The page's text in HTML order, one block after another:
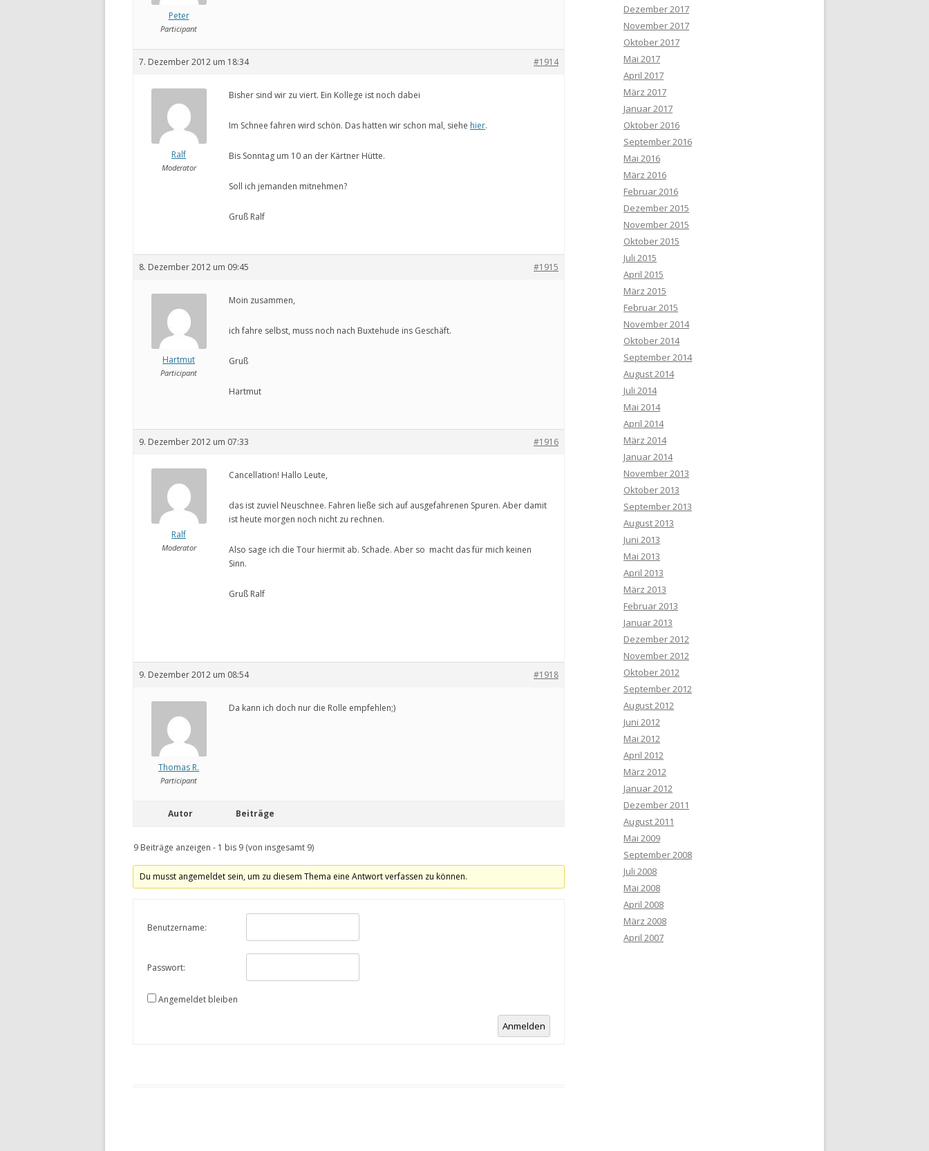
Peter
Participant
7. Dezember 2012 um 18:34 #1914
Ralf
Moderator
Bisher sind wir zu viert. Ein Kollege ist noch dabei
Im Schnee fahren wird schön. Das hatten wir schon mal, siehe hier.
Bis Sonntag um 10 an der Kärtner Hütte.
Soll ich jemanden mitnehmen?
Gruß Ralf
8. Dezember 2012 um 09:45 #1915
Hartmut
Participant
Moin zusammen,
ich fahre selbst, muss noch nach Buxtehude ins Geschäft.
Gruß
Hartmut
9. Dezember 2012 um 07:33 #1916
Ralf
Moderator
Cancellation! Hallo Leute,
das ist zuviel Neuschnee. Fahren ließe sich auf ausgefahrenen Spuren. Aber damit
ist heute morgen noch nicht zu rechnen.
Also sage ich die Tour hiermit ab. Schade. Aber so macht das für mich keinen
Sinn.
Gruß Ralf
9. Dezember 2012 um 08:54 #1918
Thomas R.
Participant
Da kann ich doch nur die Rolle empfehlen;)
Autor Beiträge
9 Beiträge anzeigen - 1 bis 9 (von insgesamt 9)
Du musst angemeldet sein, um zu diesem Thema eine Antwort verfassen zu können.
Benutzername:
Passwort:
Angemeldet bleiben
Anmelden
Dezember 2017
November 2017
Oktober 2017
Mai 2017
April 2017
März 2017
Januar 2017
Oktober 2016
September 2016
Mai 2016
März 2016
Februar 2016
Dezember 2015
November 2015
Oktober 2015
Juli 2015
April 2015
März 2015
Februar 2015
November 2014
Oktober 2014
September 2014
August 2014
Juli 2014
Mai 2014
April 2014
März 2014
Januar 2014
November 2013
Oktober 2013
September 2013
August 2013
Juni 2013
Mai 2013
April 2013
März 2013
Februar 2013
Januar 2013
Dezember 2012
November 2012
Oktober 2012
September 2012
August 2012
Juni 2012
Mai 2012
April 2012
März 2012
Januar 2012
Dezember 2011
August 2011
Mai 2009
September 2008
Juli 2008
Mai 2008
April 2008
März 2008
April 2007